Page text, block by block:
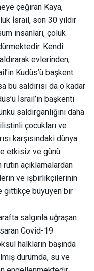
çeğıran Kaya,
İsrail, son 30 yıldır
insanları, çoluk
Kendi
evlerinden,
Kudüs’ü başkent
saldırısı da o kadar
İsrail’in başkenti
saldırganlığını daha
çocukları ve
karşısındaki dünya
etkisiz ve günü
açıklamalardan
ve işbirlikçilerinin
gittikçe büyüyen bir
salgınla uğraşan
Covid-19
halkların başında
durumda, su ve